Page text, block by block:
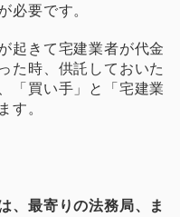
必要です。
起きて宅建業者が代金
た時、供託しておいた
「買い手」と「宅建業
す。
、最寄りの法務局、ま